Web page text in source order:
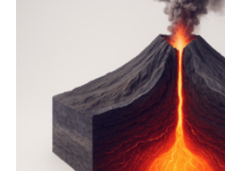
einer raffinierten Methode an der
Röntgenquelle zu kartieren. Ihre
diese Partikel es den Organismen
könnten, winzige Schwankungen
Richtung als auch in der Intensität
wahrzunehmen. Dadurch konnten
über den Ozean navigieren. Vor